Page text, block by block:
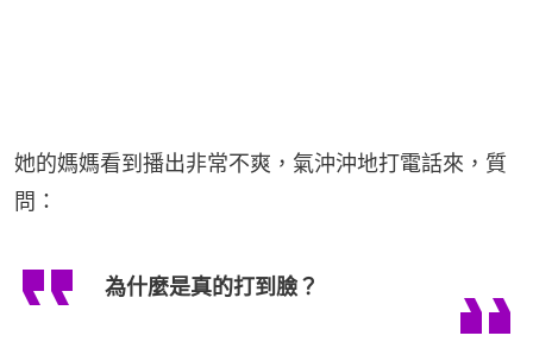
她的媽媽看到播出非常不爽，氣沖沖地打電話來，質
問：
為什麼是真的打到臉？